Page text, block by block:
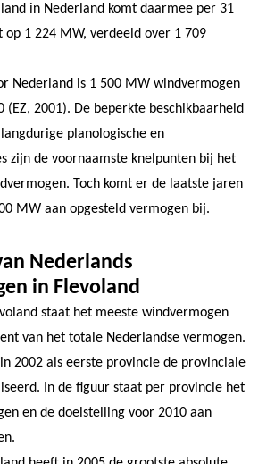
in Nederland komt daarmee per 31
op 1 224 MW, verdeeld over 1 709
Nederland is 1 500 MW windvermogen
(EZ, 2001). De beperkte beschikbaarheid
planologische en
zijn de voornaamste knelpunten bij het
Toch komt er de laatste jaren
MW aan opgesteld vermogen bij.
Nederlands
in Flevoland
staat het meeste windvermogen
van het totale Nederlandse vermogen.
2002 als eerste provincie de provinciale
In de figuur staat per provincie het
en de doelstelling voor 2010 aan